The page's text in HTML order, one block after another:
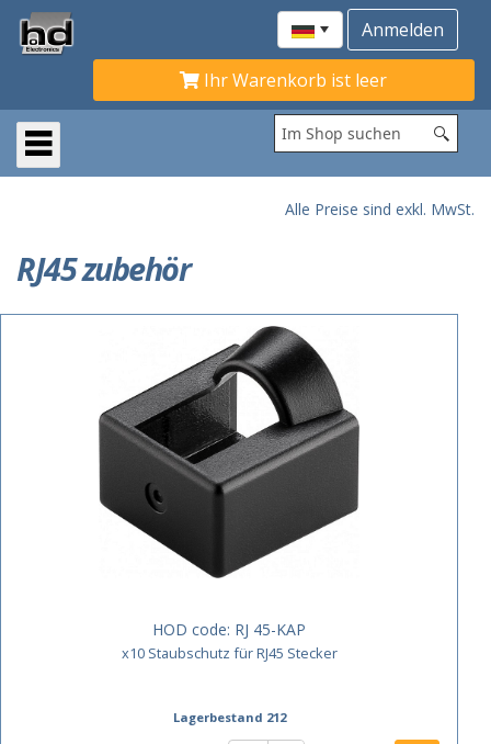
Ihr Warenkorb ist leer
Alle Preise sind exkl. MwSt.
RJ45 zubehör
HOD code: RJ 45-KAP
x10 Staubschutz für RJ45 Stecker
Lagerbestand 212